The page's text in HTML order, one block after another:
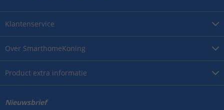
Over SmarthomeKoning
Product extra informatie
Klantenservice
Nieuwsbrief